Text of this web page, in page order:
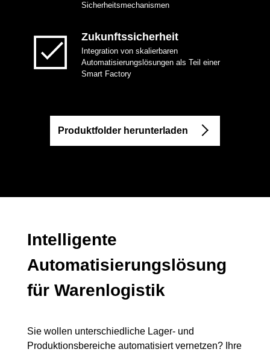
Sicherheitsmechanismen
Zukunftssicherheit
Integration von skalierbaren
Automatisierungslösungen als Teil einer
Smart Factory
Produktfolder herunterladen
Intelligente
Automatisierungslösung
für Warenlogistik
Sie wollen unterschiedliche Lager- und
Produktionsbereiche automatisiert vernetzen? Ihre